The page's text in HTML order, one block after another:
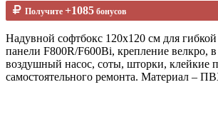
Получите +1085 бонусов
Надувной софтбокс 120х120 см для
панели F800R/F600Bi, крепление велкро,
воздушный насос, соты, шторки, клейкие
самостоятельного ремонта. Материал –